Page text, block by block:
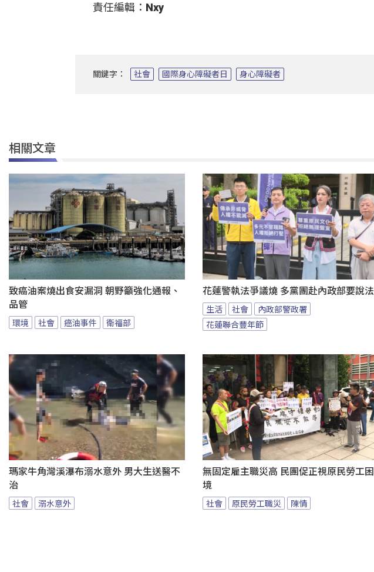
責任編輯：Nxy
關鍵字： 社會 國際身心障礙者日 身心障礙者
相關文章
致癌油案燒出食安漏洞 朝野籲強化通報、
品管
環境 社會 癌油事件 衛福部
花蓮警執法爭議燒 多黨團赴內政部要說法
生活 社會
內政部警政署
花蓮聯合豐年節
瑪家牛角灣溪瀑布溺水意外 男大生送醫不
治
社會 溺水意外
無固定雇主職災高 民團促正視原民勞工困
境
社會 原民勞工職災 陳情